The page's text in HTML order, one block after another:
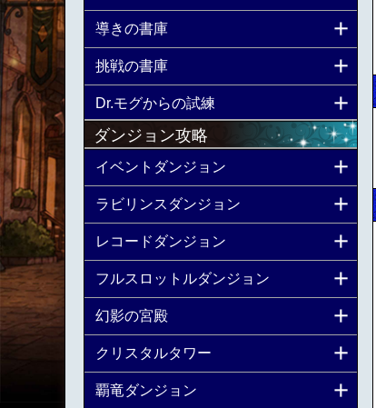
導きの書庫
挑戦の書庫
Dr.モグからの試練
ダンジョン攻略
イベントダンジョン
ラビリンスダンジョン
レコードダンジョン
フルスロットルダンジョン
幻影の宮殿
クリスタルタワー
覇竜ダンジョン